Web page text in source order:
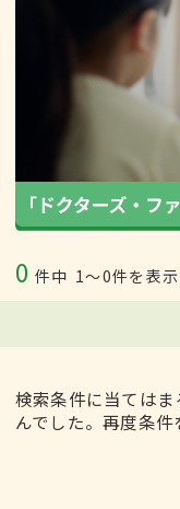
0 件中 1〜0件を表示
検索条件に当ては
んでした。再度条件